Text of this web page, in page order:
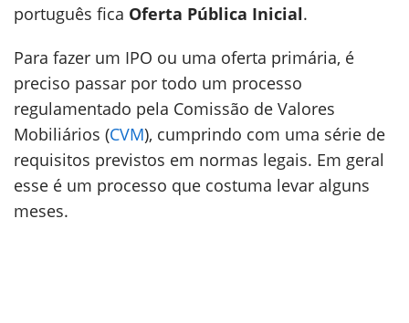
português fica Oferta Pública Inicial.
Para fazer um IPO ou uma oferta primária, é
preciso passar por todo um processo
regulamentado pela Comissão de Valores
Mobiliários (CVM), cumprindo com uma série de
requisitos previstos em normas legais. Em geral
esse é um processo que costuma levar alguns
meses.